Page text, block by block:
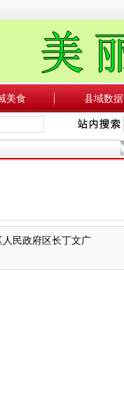
美食 县域数据
民政府区长丁文广